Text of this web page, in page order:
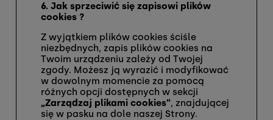
6. Jak sprzeciwić się zapisowi plików
cookies ?
Z wyjątkiem plików cookies ściśle
niezbędnych, zapis plików cookies na
Twoim urządzeniu zależy od Twojej
zgody. Możesz ją wyrazić i modyfikować
w dowolnym momencie za pomocą
różnych opcji dostępnych w sekcji
„Zarządzaj plikami cookies”, znajdującej
się w pasku na dole naszej Strony.